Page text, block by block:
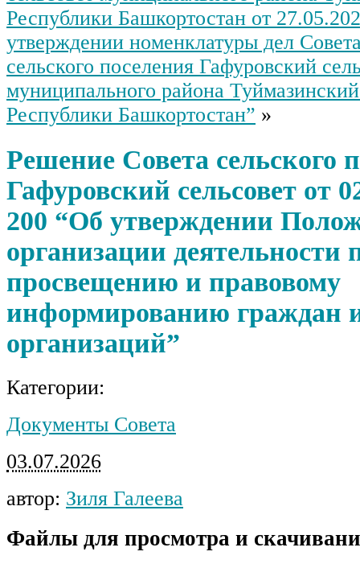
Республики Башкортостан от
утверждении номенклатуры дел
сельского поселения Гафуровский
муниципального района
Республики Башкортостан” »
Решение Совета сельского
Гафуровский сельсовет от
200 “Об утверждении
организации деятельности
просвещению и правовому
информированию граждан
организаций”
Категории:
Документы Совета
03.07.2026
автор: Зиля Галеева
Файлы для просмотра и